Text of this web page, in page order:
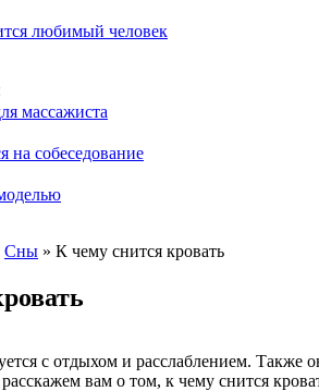
любимый человек
массажиста
на собеседование
Сны » К чему снится кровать
с отдыхом и расслаблением. Также
вам о том, к чему снится